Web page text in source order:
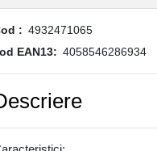
4932471065
EAN13
4058546286934